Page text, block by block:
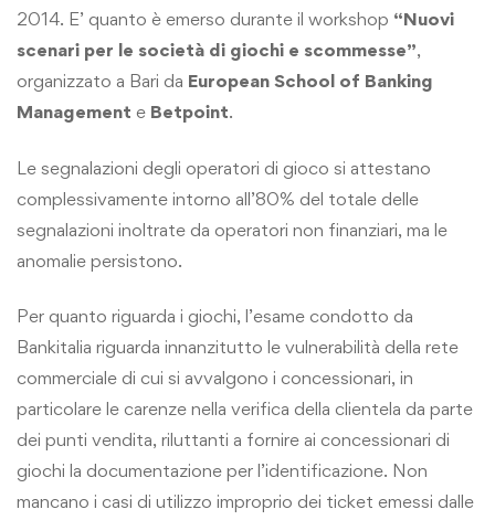
2014. E’ quanto è emerso durante il workshop “Nuovi
scenari per le società di giochi e scommesse”,
organizzato a Bari da European School of Banking
Management e Betpoint.
Le segnalazioni degli operatori di gioco si attestano
complessivamente intorno all’80% del totale delle
segnalazioni inoltrate da operatori non finanziari, ma le
anomalie persistono.
Per quanto riguarda i giochi, l’esame condotto da
Bankitalia riguarda innanzitutto le vulnerabilità della rete
commerciale di cui si avvalgono i concessionari, in
particolare le carenze nella verifica della clientela da parte
dei punti vendita, riluttanti a fornire ai concessionari di
giochi la documentazione per l’identificazione. Non
mancano i casi di utilizzo improprio dei ticket emessi dalle